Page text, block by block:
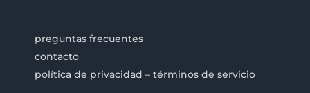
preguntas frecuentes
contacto
política de privacidad – términos de servicio